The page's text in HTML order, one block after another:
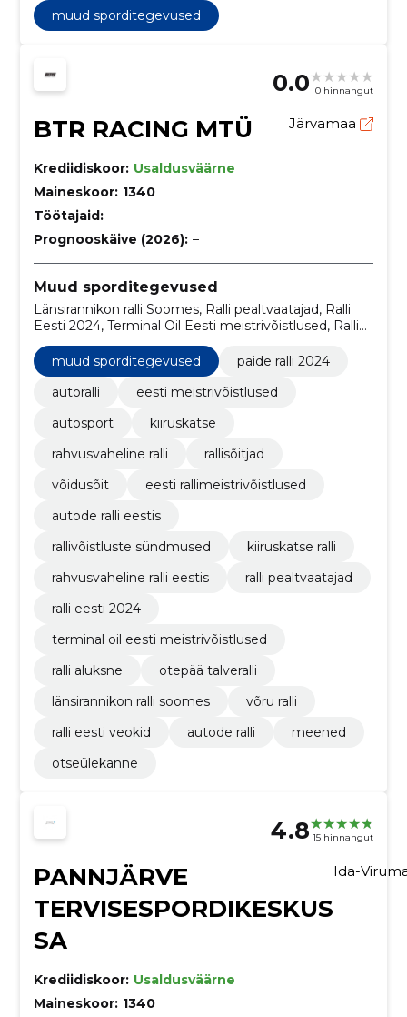
muud sporditegevused
0.0 0 hinnangut
BTR RACING MTÜ Järvamaa
Krediidiskoor: Usaldusväärne
Maineskoor: 1340
Töötajaid: –
Prognooskäive (2026): –
Muud sporditegevused
Länsirannikon ralli Soomes, Ralli pealtvaatajad, Ralli
Eesti 2024, Terminal Oil Eesti meistrivõistlused, Ralli
Aluksne, Otepää talveralli, autode ralli, otseülekanne,
Meened, Rahvusvaheline ralli Eestis
muud sporditegevused
paide ralli 2024
autoralli
eesti meistrivõistlused
autosport
kiiruskatse
rahvusvaheline ralli
rallisõitjad
võidusõit
eesti rallimeistrivõistlused
autode ralli eestis
rallivõistluste sündmused
kiiruskatse ralli
rahvusvaheline ralli eestis
ralli pealtvaatajad
ralli eesti 2024
terminal oil eesti meistrivõistlused
ralli aluksne
otepää talveralli
länsirannikon ralli soomes
võru ralli
ralli eesti veokid
autode ralli
meened
otseülekanne
4.8 15 hinnangut
PANNJÄRVE
TERVISESPORDIKESKUS
SA
Ida-
Krediidiskoor: Usaldusväärne
Maineskoor: 1340